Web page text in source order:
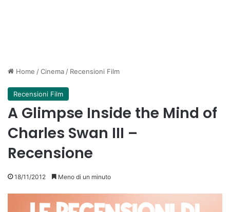
Home /Cinema / Recensioni Film
Recensioni Film
A Glimpse Inside the Mind of
Charles Swan III –
Recensione
18/11/2012 Meno di un minuto